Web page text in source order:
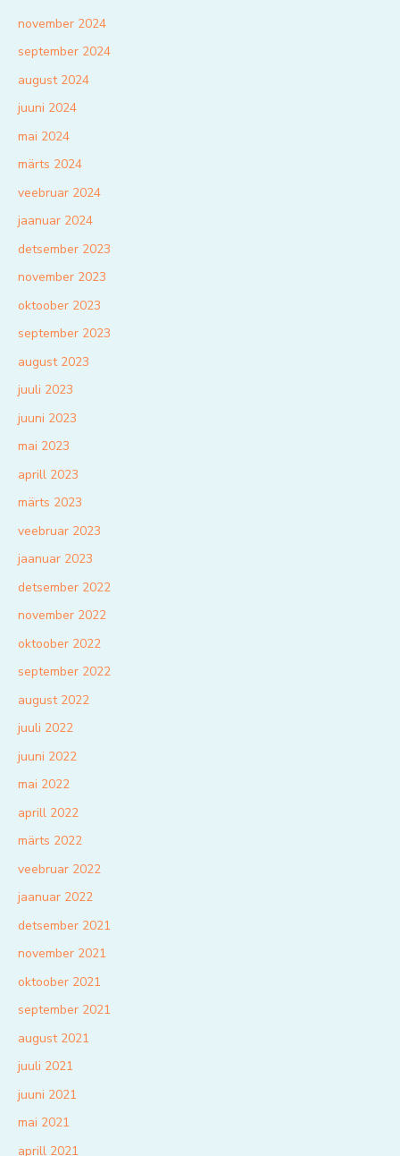
november 2024
september 2024
august 2024
juuni 2024
mai 2024
märts 2024
veebruar 2024
jaanuar 2024
detsember 2023
november 2023
oktoober 2023
september 2023
august 2023
juuli 2023
juuni 2023
mai 2023
aprill 2023
märts 2023
veebruar 2023
jaanuar 2023
detsember 2022
november 2022
oktoober 2022
september 2022
august 2022
juuli 2022
juuni 2022
mai 2022
aprill 2022
märts 2022
veebruar 2022
jaanuar 2022
detsember 2021
november 2021
oktoober 2021
september 2021
august 2021
juuli 2021
juuni 2021
mai 2021
aprill 2021